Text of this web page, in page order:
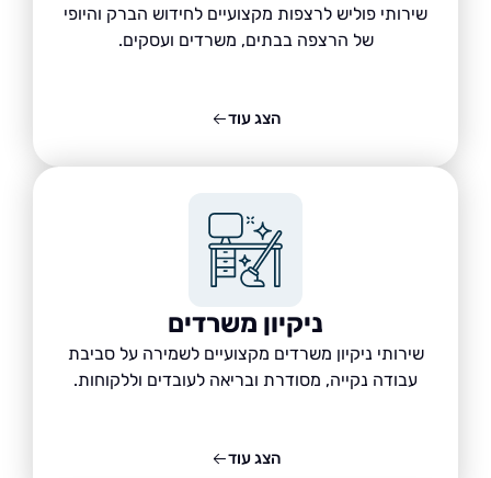
שירותי פוליש לרצפות מקצועיים לחידוש הברק והיופי
של הרצפה בבתים, משרדים ועסקים.
ניקיון משרדים
שירותי ניקיון משרדים מקצועיים לשמירה על סביבת
עבודה נקייה, מסודרת ובריאה לעובדים וללקוחות.